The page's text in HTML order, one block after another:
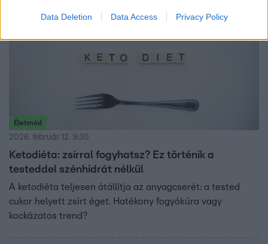
Data Deletion Data Access Privacy Policy
Életmód
2026. február 12. 9:30
Ketodiéta: zsírral fogyhatsz? Ez történik a
testeddel szénhidrát nélkül
A ketodiéta teljesen átállítja az anyagcserét: a tested
cukor helyett zsírt éget. Hatékony fogyókúra vagy
kockázatos trend?